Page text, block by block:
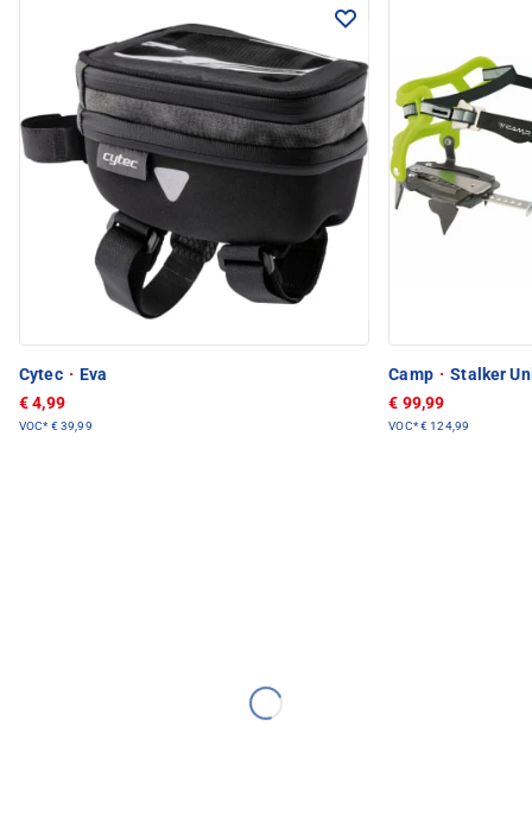
Cytec · Eva
€ 4,99
VOC* € 39,99
Camp · Stalker
€ 99,99
VOC*€ 124,99